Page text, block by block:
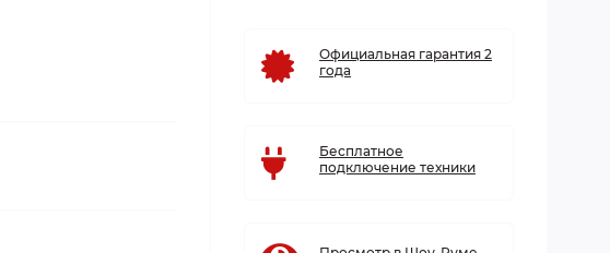
Официальная гарантия 2
года
Бесплатное
подключение техники